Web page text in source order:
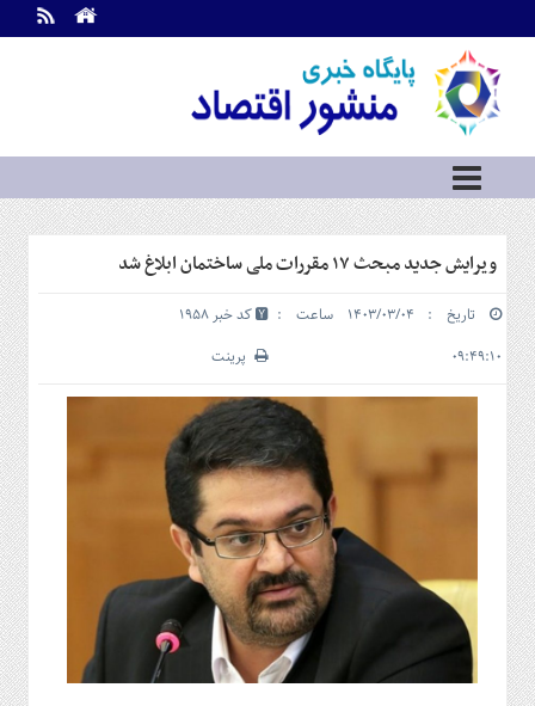
اطلاعات
تماس
ما
درباره
ما
سرویس
ها
بازار
سرمایه
و
بورس
و
شهری
گاز
و
پتروشیمی
صنعت
و
خودرو
ویرایش جدید مبحث ۱۷ مقررات ملی ساختمان ابلاغ شد
تاریخ : ۱۴۰۳/۰۳/۰۴ ساعت :
۰۹:۴۹:۱۰
کد خبر 1958
پرینت